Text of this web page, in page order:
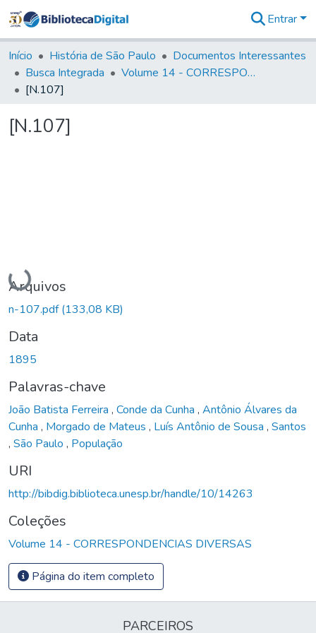
&
Coleções
Tudo na
Entrar
Início História de São Paulo
Documentos Interessantes
Busca Integrada
Volume 14 - CORRESPONDENCIAS DIVERSAS
[N.107]
[N.107]
Carregando...
Arquivos
n-107.pdf(133,08 KB)
Data
1895
Palavras-chave
João Batista Ferreira , Conde da Cunha , Antônio Álvares da
Cunha , Morgado de Mateus , Luís Antônio de Sousa , Santos
, São Paulo , População
URI
http://bibdig.biblioteca.unesp.br/handle/10/14263
Coleções
Volume 14 - CORRESPONDENCIAS DIVERSAS
Página do item completo
PARCEIROS